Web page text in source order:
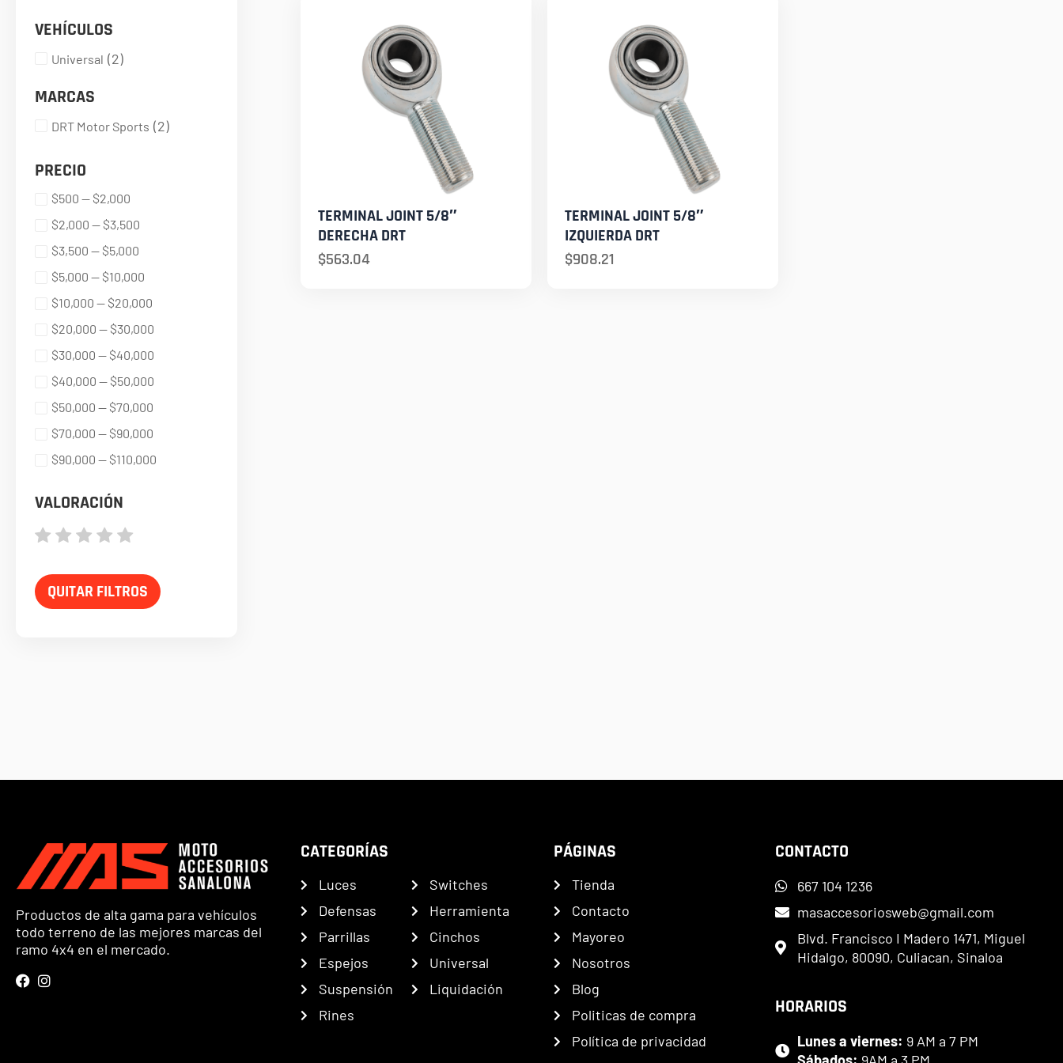
VEHÍCULOS
Universal (2)
MARCAS
DRT Motor Sports (2)
PRECIO
$500 — $2,000
$2,000 — $3,500
$3,500 — $5,000
$5,000 — $10,000
$10,000 — $20,000
$20,000 — $30,000
$30,000 — $40,000
$40,000 — $50,000
$50,000 — $70,000
$70,000 — $90,000
$90,000 — $110,000
VALORACIÓN
QUITAR FILTROS
TERMINAL JOINT 5/8″
DERECHA DRT
$563.04
TERMINAL JOINT 5/8″
IZQUIERDA DRT
$908.21
Productos de alta gama para vehículos
todo terreno de las mejores marcas del
ramo 4x4 en el mercado.
CATEGORÍAS
Luces
Defensas
Parrillas
Espejos
Suspensión
Rines
Switches
Herramienta
Cinchos
Universal
Liquidación
PÁGINAS
Tienda
Contacto
Mayoreo
Nosotros
Blog
Politicas de compra
Política de privacidad
CONTACTO
667 104 1236
masaccesoriosweb@gmail.com
Blvd. Francisco I Madero 1471, Miguel
Hidalgo, 80090, Culiacan, Sinaloa
HORARIOS
Lunes a viernes: 9 AM a 7 PM